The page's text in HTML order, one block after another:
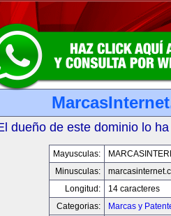
dueño de este dominio lo
Mayusculas:
Minusculas:
Longitud:
14 caracteres
Categorias:
Marcas y